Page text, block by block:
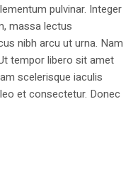
pulvinar. Integer
massa lectus
nibh arcu ut urna. Nam
tempor libero sit amet
scelerisque iaculis
et consectetur. Donec